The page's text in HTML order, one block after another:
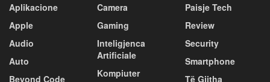
Aplikacione
Apple
Audio
Auto
Beyond Code
Camera
Gaming
Inteligjenca
Artificiale
Kompiuter
Paisje Tech
Review
Security
Smartphone
Të Gjitha